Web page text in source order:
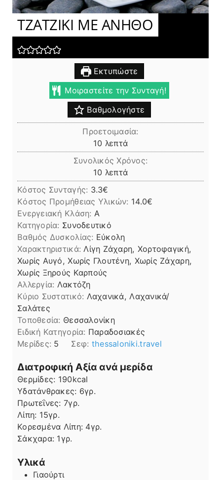
ΤΖΑΤΖΙΚΙ ΜΕ ΑΝΗΘΟ
Εκτυπώστε
Μοιραστείτε την Συνταγή!
Βαθμολογήστε
Προετοιμασία:
10 λεπτά
λεπτά
Συνολικός Χρόνος:
10 λεπτά
λεπτά
Κόστος Συνταγής: 3.3€
Kόστος Προμήθειας Υλικών: 14.0
Ενεργειακή Κλάση: A
Κατηγορία: Συνοδευτικό
Βαθμός Δυσκολίας: Εύκολη
Χαρακτηριστικά: Λίγη Ζάχαρη, Χορτοφαγική,
Χωρίς Αυγό, Χωρίς Γλουτένη, Χωρίς Ζάχαρη,
Χωρίς Ξηρούς Καρπούς
Αλλεργία: Λακτόζη
Kύριο Συστατικό: Λαχανικά, Λαχανικά/
Σαλάτες
Τοποθεσία: Θεσσαλονίκη
Ειδική Κατηγορία: Παραδοσιακές
Μερίδες: 5 Σεφ: thessaloniki.travel
Διατροφική Αξία ανά μερίδα
Θερμίδες: 190kcal
Υδατάνθρακες: 6γρ.
Πρωτεΐνες: 7γρ.
Λίπη
Λίπη: 15γρ.
Κορεσμένα Λίπη: 4γρ.
Σάκχαρα: 1γρ.
Υλικά
Γιαούρτι